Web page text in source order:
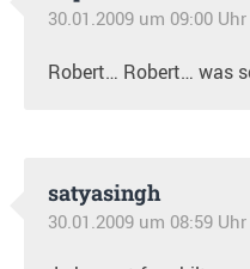
30.01.2009 um 09:00 Uhr
Robert… Robert… was
satyasingh
30.01.2009 um 08:59 Uhr